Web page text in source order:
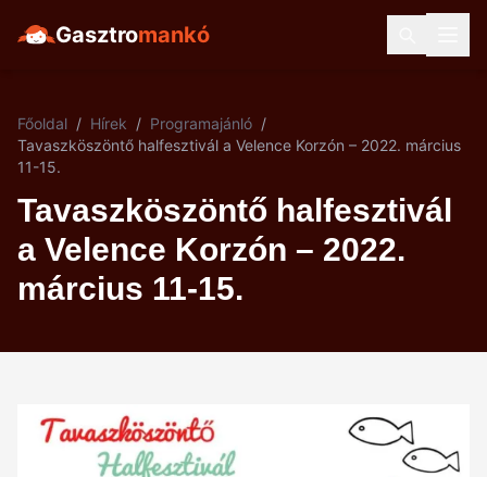
Gasztromankó
Főoldal / Hírek / Programajánló /
Tavaszköszöntő halfesztivál a Velence Korzón – 2022. március
11-15.
Tavaszköszöntő halfesztivál
a Velence Korzón – 2022.
március 11-15.